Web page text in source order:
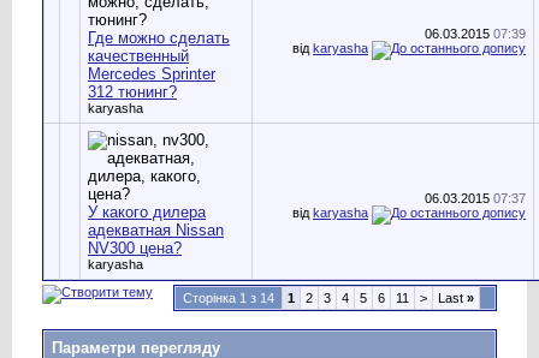
Где можно сделать
качественный
Mercedes Sprinter
312 тюнинг?
karyasha
06.03.2015 07:39
від karyasha
У какого дилера
адекватная Nissan
NV300 цена?
karyasha
06.03.2015 07:37
від karyasha
Сторінка 1 з 14 1 2 3 4 5 6 11 > Last »
Параметри перегляду